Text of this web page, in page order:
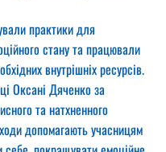
практики для
стану та працювали
внутрішніх ресурсів.
Оксані Дяченко за
та натхненного
допомагають учасницям